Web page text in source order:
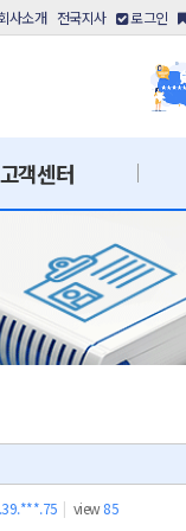
사소개 전국지사 로그인
고객센터
| view 85